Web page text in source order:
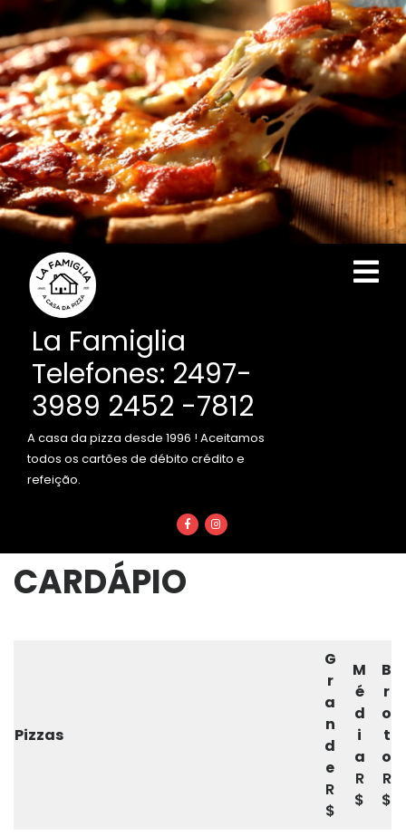
Skip
to
content
La Famiglia
Telefones: 2497-
3989 2452 -7812
A casa da pizza desde 1996 ! Aceitamos
todos os cartões de débito crédito e
refeição.
Facebook
CARDÁPIO
Pizzas
G
r
a
n
d
e
R
$
M
é
d
i
a
R
$
B
r
o
t
o
R
$